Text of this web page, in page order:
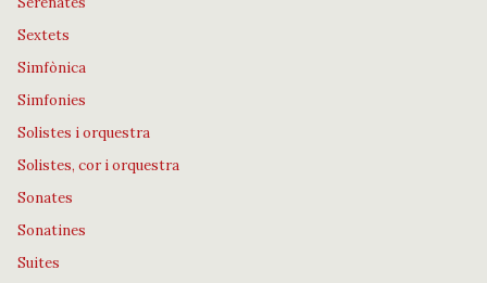
Sextets
Simfònica
Simfonies
Solistes i orquestra
Solistes, cor i orquestra
Sonates
Sonatines
Suites